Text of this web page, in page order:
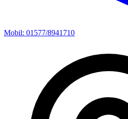
Mobil: 01577/8941710